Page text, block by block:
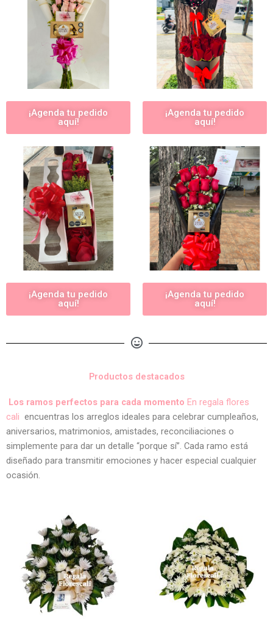
¡Agenda tu pedido
aquí!
¡Agenda tu pedido
aquí!
¡Agenda tu pedido
aquí!
¡Agenda tu pedido
aquí!
Productos destacados
Los ramos perfectos para cada momento En regala flores
cali encuentras los arreglos ideales para celebrar cumpleaños,
aniversarios, matrimonios, amistades, reconciliaciones o
simplemente para dar un detalle “porque sí”. Cada ramo está
diseñado para transmitir emociones y hacer especial cualquier
ocasión.